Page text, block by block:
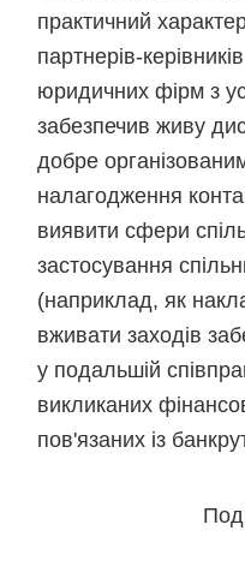
практичний
партнерів-
юридичних фірм з
забезпечив живу
добре
налагодження
виявити сфери
застосування
(наприклад, як
вживати заходів
у подальшій
викликаних
пов'язаних із